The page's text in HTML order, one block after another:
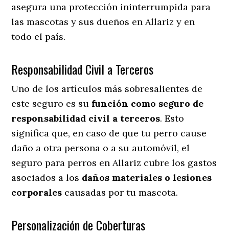
asegura una protección ininterrumpida para
las mascotas y sus dueños en Allariz y en
todo el país.
Responsabilidad Civil a Terceros
Uno de los artículos más sobresalientes de
este seguro es su función como seguro de
responsabilidad civil a terceros. Esto
significa que, en caso de que tu perro cause
daño a otra persona o a su automóvil, el
seguro para perros en Allariz cubre los gastos
asociados a los daños materiales o lesiones
corporales causadas por tu mascota.
Personalización de Coberturas